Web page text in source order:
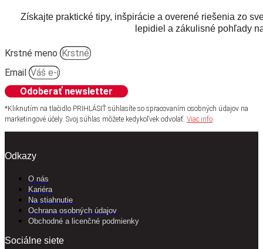
Získajte praktické tipy, inšpirácie a overené riešenia zo
lepidiel a zákulisné pohľady
Krstné meno
Email
Odoberať newsletter
*Kliknutím na tlačidlo PRIHLÁSIŤ súhlasíte so spracovaním osobných údajov na
marketingové účely. Svoj súhlas môžete kedykoľvek odvolať. Viac info.
Odkazy
O nás
Kariéra
Na stiahnutie
Ochrana osobných údajov
Obchodné a licenčné podmienky
Sociálne siete